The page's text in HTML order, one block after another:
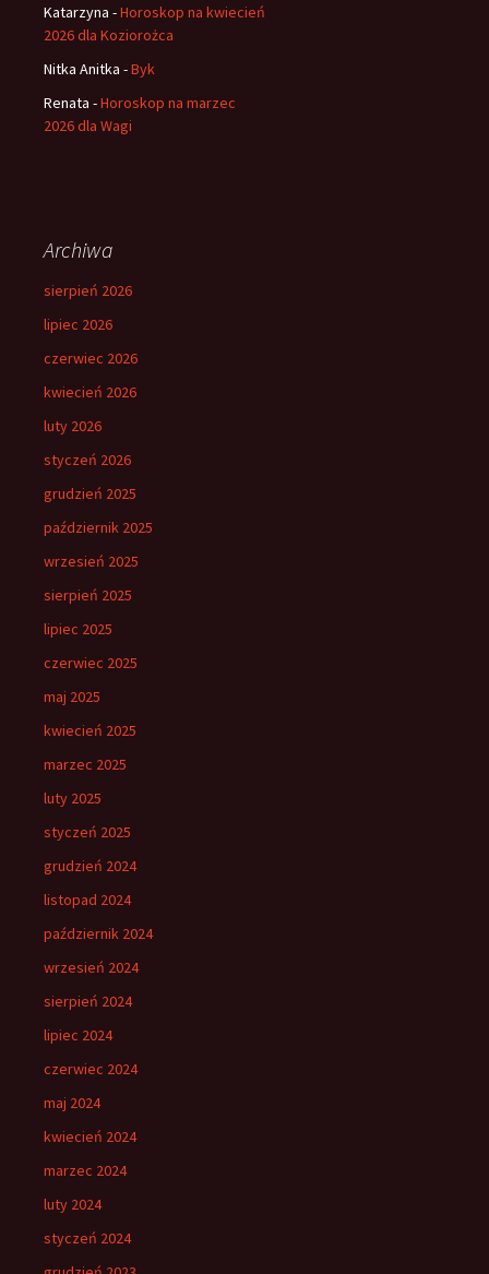
Katarzyna -Horoskop na kwiecień
2026 dla Koziorożca
Nitka Anitka -Byk
Renata -Horoskop na marzec
2026 dla Wagi
Archiwa
sierpień 2026
lipiec 2026
czerwiec 2026
kwiecień 2026
luty 2026
styczeń 2026
grudzień 2025
październik 2025
wrzesień 2025
sierpień 2025
lipiec 2025
czerwiec 2025
maj 2025
kwiecień 2025
marzec 2025
luty 2025
styczeń 2025
grudzień 2024
listopad 2024
październik 2024
wrzesień 2024
sierpień 2024
lipiec 2024
czerwiec 2024
maj 2024
kwiecień 2024
marzec 2024
luty 2024
styczeń 2024